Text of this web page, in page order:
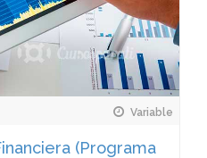
Variable
(Programa